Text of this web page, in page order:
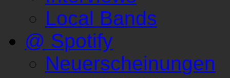
Local Bands
@ Spotify
Neuerscheinungen